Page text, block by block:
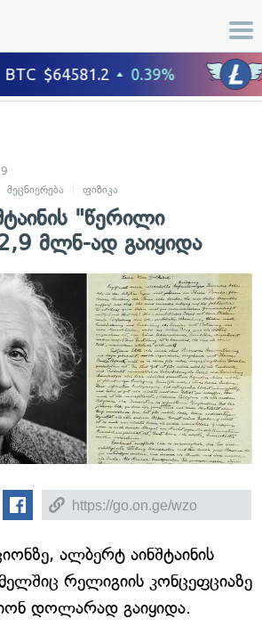
მეცნიერება ფიზიკა
"წერილი
მლნ-ად გაიყიდა
ალბერტ აინშტაინის
რელიგიის კონცეფციაზე
დოლარად გაიყიდა.